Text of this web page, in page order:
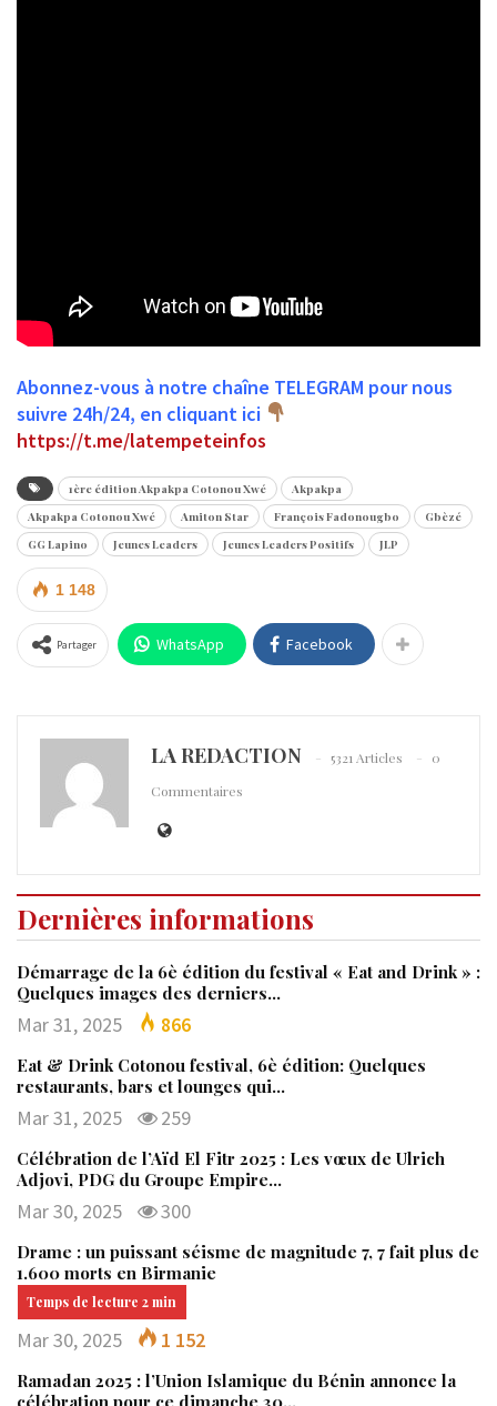
Abonnez-vous à notre chaîne TELEGRAM pour nous
suivre 24h/24, en cliquant ici
https://t.me/latempeteinfos
1ère édition Akpakpa Cotonou Xwé
Akpakpa
Akpakpa Cotonou Xwé
Amiton Star François Fadonougbo
Gbèzé
GG Lapino
Jeunes Leaders Jeunes Leaders Positifs JLP
1 148
Partager WhatsApp Facebook
LA REDACTION 5321 Articles
0
Commentaires
Dernières informations
Démarrage de la 6è édition du festival « Eat and Drink » :
Quelques images des derniers…
Mar 31, 2025 866
Eat & Drink Cotonou festival, 6è édition: Quelques
restaurants, bars et lounges qui…
Mar 31, 2025 259
Célébration de l’Aïd El Fitr 2025 : Les vœux de Ulrich
Adjovi, PDG du Groupe Empire…
Mar 30, 2025 300
Drame : un puissant séisme de magnitude 7, 7 fait plus de
1.600 morts en Birmanie
Mar 30, 2025 1 152
Ramadan 2025 : l’Union Islamique du Bénin annonce la
célébration pour ce dimanche 30…